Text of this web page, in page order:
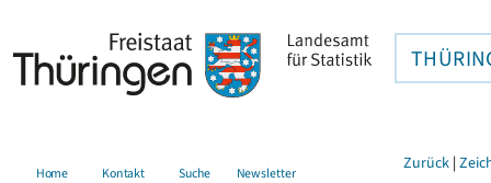
Home Kontakt Suche Newsletter Zurück |